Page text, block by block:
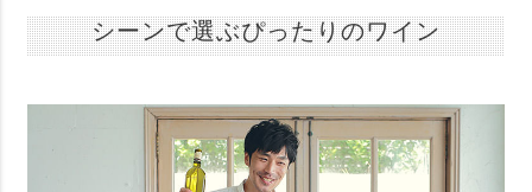
シーンで選ぶぴったりのワイン